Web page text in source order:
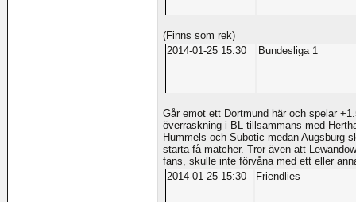
(Finns som rek)
2014-01-25 15:30
Bundesliga 1
Går emot ett Dortmund här och spelar
överraskning i BL tillsammans med
Hummels och Subotic medan Augsburg
starta få matcher. Tror även att
fans, skulle inte förvåna med ett eller
2014-01-25 15:30
Friendlies